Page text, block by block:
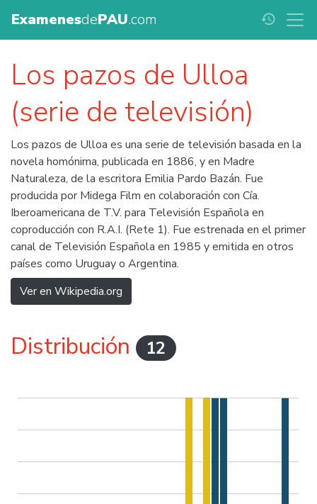
ExamenesdePAU.com history
Los pazos de Ulloa
(serie de televisión)
Los pazos de Ulloa es una serie de televisión basada en la
novela homónima, publicada en 1886, y en Madre
Naturaleza, de la escritora Emilia Pardo Bazán. Fue
producida por Midega Film en colaboración con Cía.
Iberoamericana de T.V. para Televisión Española en
coproducción con R.A.I. (Rete 1). Fue estrenada en el primer
canal de Televisión Española en 1985 y emitida en otros
países como Uruguay o Argentina.
Ver en Wikipedia.org
Distribución 12